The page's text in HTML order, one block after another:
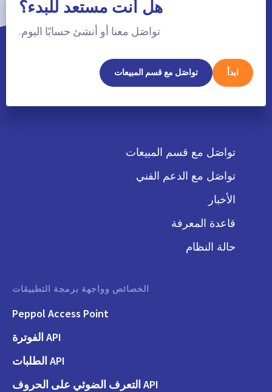
هل أنت مستعد للبدء؟
تواصَل معنا أو أنشئ حسابًا اليوم.
ابدأ تواصَل مع قسم المبيعات
تواصَل مع قسم المبيعات
تواصَل مع الدعم الفني
الأخبار
قاعدة المعرفة
حالة النظام
الخصائص وواجهة برمجة التطبيقات
Peppol Access Point
API الفوترة
API الطلبات
API التعرف الضوئي على الحروف